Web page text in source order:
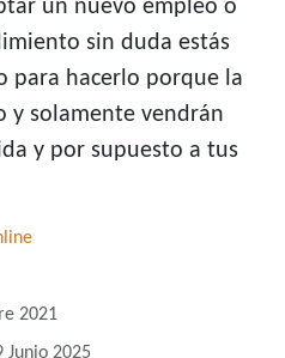
un nuevo empleo o
sin duda estás
para hacerlo porque la
y solamente vendrán
y por supuesto a tus
2021
Junio 2025